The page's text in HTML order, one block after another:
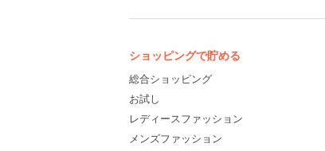
ショッピングで貯める
総合ショッピング
お試し
レディースファッション
メンズファッション